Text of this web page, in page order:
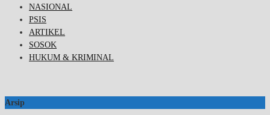
NASIONAL
PSIS
ARTIKEL
SOSOK
HUKUM & KRIMINAL
Arsip